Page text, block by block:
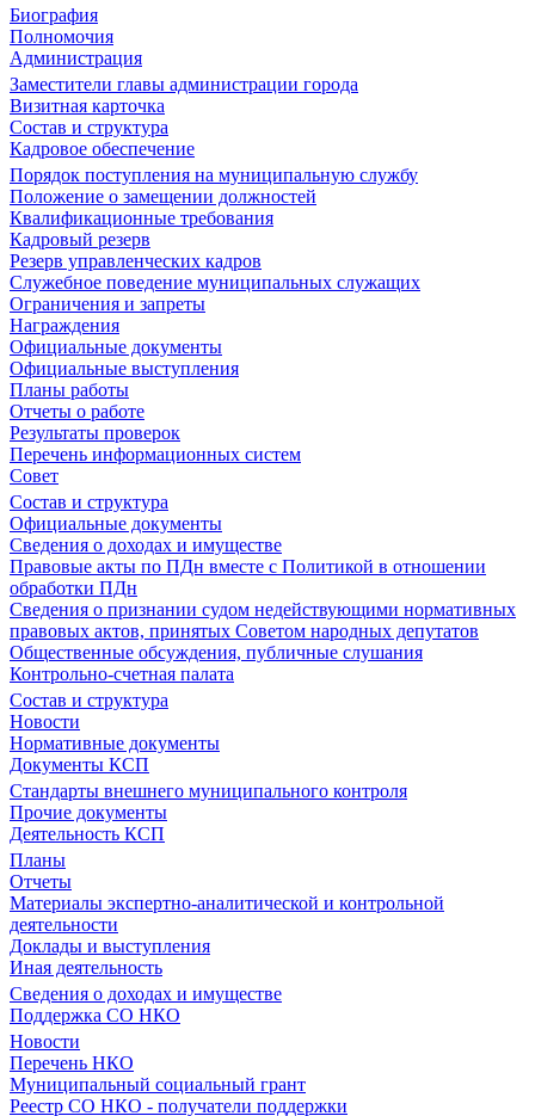
Биография
Полномочия
Администрация
Заместители главы администрации города
Визитная карточка
Состав и структура
Кадровое обеспечение
Порядок поступления на муниципальную службу
Положение о замещении должностей
Квалификационные требования
Кадровый резерв
Резерв управленческих кадров
Служебное поведение муниципальных служащих
Ограничения и запреты
Награждения
Официальные документы
Официальные выступления
Планы работы
Отчеты о работе
Результаты проверок
Перечень информационных систем
Совет
Состав и структура
Официальные документы
Сведения о доходах и имуществе
Правовые акты по ПДн вместе с Политикой в отношении
обработки ПДн
Сведения о признании судом недействующими нормативных
правовых актов, принятых Советом народных депутатов
Общественные обсуждения, публичные слушания
Контрольно-счетная палата
Состав и структура
Новости
Нормативные документы
Документы КСП
Стандарты внешнего муниципального контроля
Прочие документы
Деятельность КСП
Планы
Отчеты
Материалы экспертно-аналитической и контрольной
деятельности
Доклады и выступления
Иная деятельность
Сведения о доходах и имуществе
Поддержка СО НКО
Новости
Перечень НКО
Муниципальный социальный грант
Реестр СО НКО - получатели поддержки